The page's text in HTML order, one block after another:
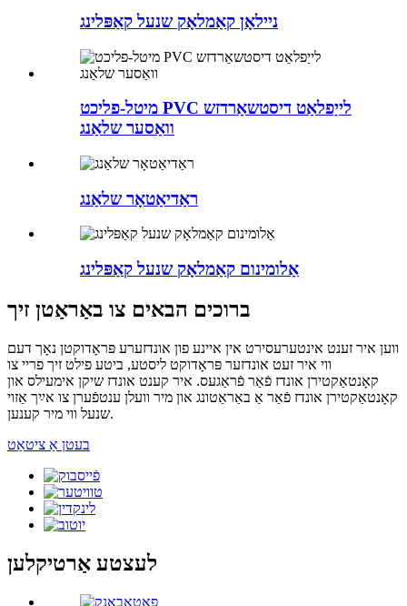
ניילאָן קאַמלאָק שנעל קאַפּלינג
מיטל-פליכט PVC לייַפלאַט דיסטשאַרדזש
וואַסער שלאַנג
ראַדיאַטאָר שלאַנג
אַלומינום קאַמלאָק שנעל קאַפּלינג
ברוכים הבאים צו באַראַטן זיך
ווען איר זענט אינטערעסירט אין איינע פון ​​אונדזערע פּראָדוקטן נאָך דעם
ווי איר זעט אונדזער פּראָדוקט ליסטע, ביטע פילט זיך פריי צו
קאָנטאַקטירן אונדז פֿאַר פֿראַגעס. איר קענט אונדז שיקן אימעילס און
קאָנטאַקטירן אונדז פֿאַר אַ באַראַטונג און מיר וועלן ענטפֿערן צו אײַך אַזוי
שנעל ווי מיר קענען.
בעטן אַ ציטאַט
לעצטע אַרטיקלען